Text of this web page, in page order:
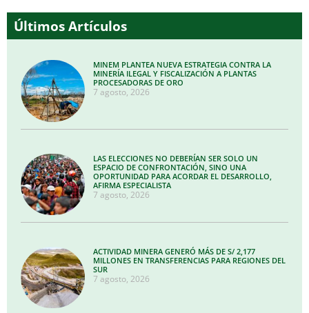
Últimos Artículos
MINEM PLANTEA NUEVA ESTRATEGIA CONTRA LA
MINERÍA ILEGAL Y FISCALIZACIÓN A PLANTAS
PROCESADORAS DE ORO
7 agosto, 2026
LAS ELECCIONES NO DEBERÍAN SER SOLO UN
ESPACIO DE CONFRONTACIÓN, SINO UNA
OPORTUNIDAD PARA ACORDAR EL DESARROLLO,
AFIRMA ESPECIALISTA
7 agosto, 2026
ACTIVIDAD MINERA GENERÓ MÁS DE S/ 2,177
MILLONES EN TRANSFERENCIAS PARA REGIONES DEL
SUR
7 agosto, 2026